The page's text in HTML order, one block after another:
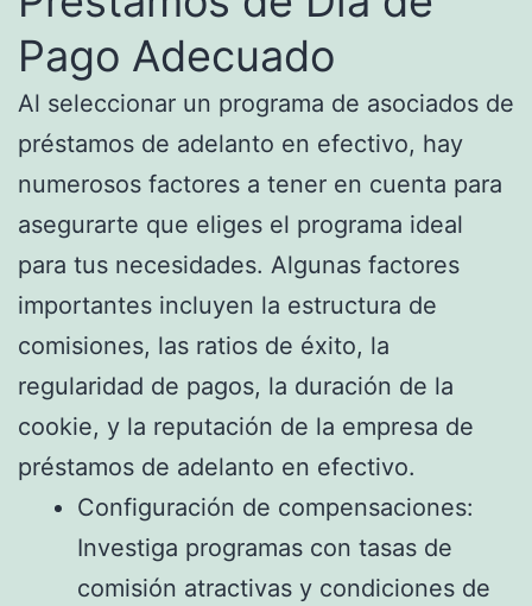
Pago Adecuado
Al seleccionar un programa de asociados de
préstamos de adelanto en efectivo, hay
numerosos factores a tener en cuenta para
asegurarte que eliges el programa ideal
para tus necesidades. Algunas factores
importantes incluyen la estructura de
comisiones, las ratios de éxito, la
regularidad de pagos, la duración de la
cookie, y la reputación de la empresa de
préstamos de adelanto en efectivo.
Configuración de compensaciones:
Investiga programas con tasas de
comisión atractivas y condiciones de